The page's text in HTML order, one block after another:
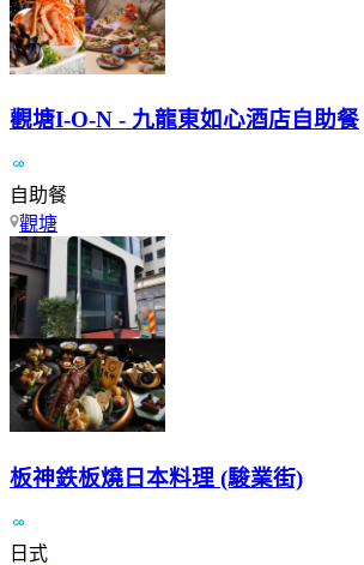
觀塘I-O-N - 九龍東如心酒店自助餐
自助餐
觀塘
板神鉄板燒日本料理 (駿業街)
日式